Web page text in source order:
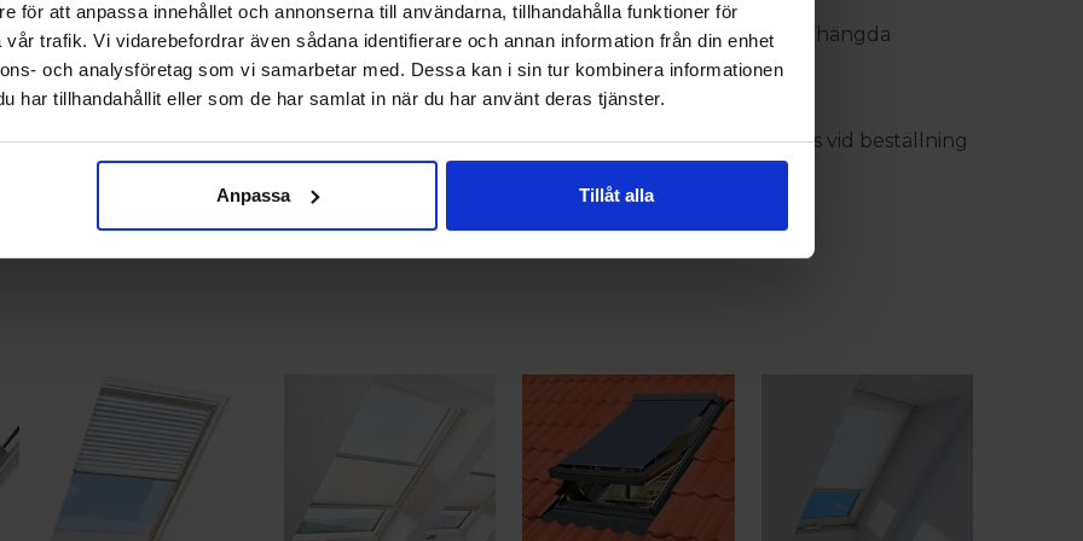
för att anpassa innehållet och annonserna till användarna, tillhandahålla funktioner för
trafik. Vi vidarebefordrar även sådana identifierare och annan information från din enhet
och analysföretag som vi samarbetar med. Dessa kan i sin tur kombinera informationen
har tillhandahållit eller som de har samlat in när du har använt deras tjänster.
Anpassa Tillåt alla
inte solskyddets mått. Detta solskydd passar enbart öppningsbara pivå- och topphängda
mer information.
där produktens mått står angivet. Det är detta mått som används vid beställning
före beställning.
på beställning. Solskydd ej returneras.